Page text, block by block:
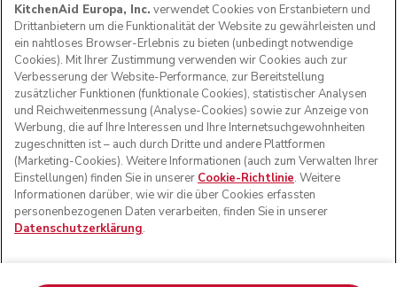
FOLGEN SIE UNS
KitchenAid Europa, Inc. verwendet Cookies von Erstanbietern und
Drittanbietern um die Funktionalität der Website zu gewährleisten und
ein nahtloses Browser-Erlebnis zu bieten (unbedingt notwendige
Cookies). Mit Ihrer Zustimmung verwenden wir Cookies auch zur
Verbesserung der Website-Performance, zur Bereitstellung
zusätzlicher Funktionen (funktionale Cookies), statistischer Analysen
und Reichweitenmessung (Analyse-Cookies) sowie zur Anzeige von
Werbung, die auf Ihre Interessen und Ihre Internetsuchgewohnheiten
zugeschnitten ist – auch durch Dritte und andere Plattformen
(Marketing-Cookies). Weitere Informationen (auch zum Verwalten Ihrer
Einstellungen) finden Sie in unserer Cookie-Richtlinie. Weitere
Informationen darüber, wie wir die über Cookies erfassten
personenbezogenen Daten verarbeiten, finden Sie in unserer
Datenschutzerklärung.